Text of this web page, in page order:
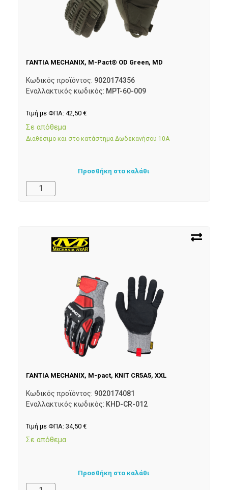
ΓΑΝΤΙΑ MECHANIX, M-Pact® OD Green, MD
Κωδικός προϊόντος: 9020174356
Εναλλακτικός κωδικός: MPT-60-009
Τιμή με ΦΠΑ: 42,50 €
Σε απόθεμα
Διαθέσιμο και στο κατάστημα Δωδεκανήσου 10Α
Προσθήκη στο καλάθι
ΓΑΝΤΙΑ MECHANIX, M-pact, KNIT CR5A5, XXL
Κωδικός προϊόντος: 9020174081
Εναλλακτικός κωδικός: KHD-CR-012
Τιμή με ΦΠΑ: 34,50 €
Σε απόθεμα
Προσθήκη στο καλάθι